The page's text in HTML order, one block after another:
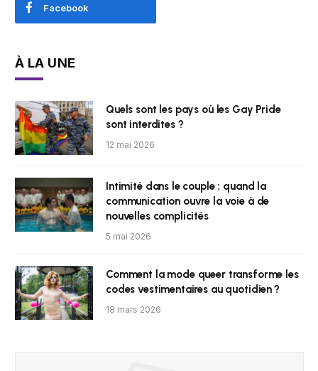
Facebook
À LA UNE
Quels sont les pays où les Gay Pride
sont interdites ?
12 mai 2026
Intimité dans le couple : quand la
communication ouvre la voie à de
nouvelles complicités
5 mai 2026
Comment la mode queer transforme les
codes vestimentaires au quotidien ?
18 mars 2026